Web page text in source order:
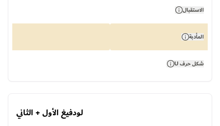
الاستقبال
المأدبة
شكل حرف U
لودفيغ الأول + الثاني